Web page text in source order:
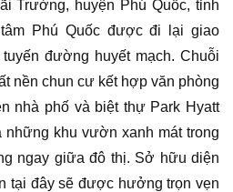
Trường, huyện Phú Quốc, tỉnh
Phú Quốc được đi lại giao
đường huyết mạch. Chuỗi
nền chun cư kết hợp văn phòng
nhà phố và biệt thự Park Hyatt
những khu vườn xanh mát trong
ngay giữa đô thị. Sở hữu diện
tại đây sẽ được hưởng trọn vẹn